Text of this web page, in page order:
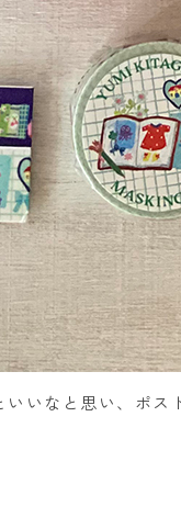
いなと思い、ポ